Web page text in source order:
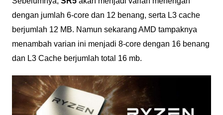
dengan jumlah 6-core dan 12 benang, serta L3 cache
berjumlah 12 MB. Namun sekarang AMD tampaknya
menambah varian ini menjadi 8-core dengan 16 benang
dan L3 Cache berjumlah total 16 mb.